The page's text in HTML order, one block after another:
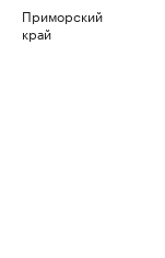
Приморский
край